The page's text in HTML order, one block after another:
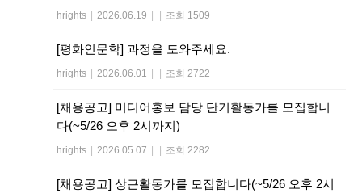
hrights | 2026.06.19 | | 조회 1509
[평화인문학] 과정을 도와주세요.
hrights | 2026.06.01 | | 조회 2722
[채용공고] 미디어홍보 담당 단기활동가를 모집합니
다(~5/26 오후 2시까지)
hrights | 2026.05.07 | | 조회 2282
[채용공고] 상근활동가를 모집합니다(~5/26 오후 2시